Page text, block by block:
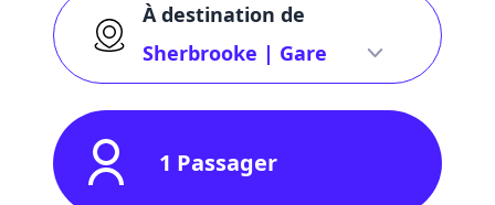
À destination de
1 Passager